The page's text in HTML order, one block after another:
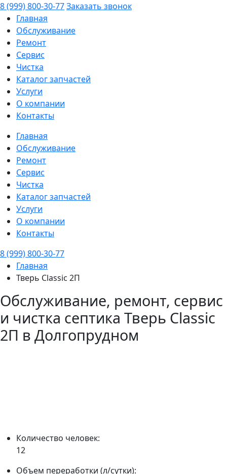
8 (999) 800-30-77Заказать звонок
Главная
Обслуживание
Ремонт
Сервис
Чистка
Каталог запчастей
Услуги
О компании
Контакты
Главная
Обслуживание
Ремонт
Сервис
Чистка
Каталог запчастей
Услуги
О компании
Контакты
8 (999) 800-30-77
Главная
Тверь Classic 2П
Обслуживание, ремонт, сервис
и чистка септика Тверь Classic
2П в Долгопрудном
Количество человек:
12
Объем переработки (л/сутки):